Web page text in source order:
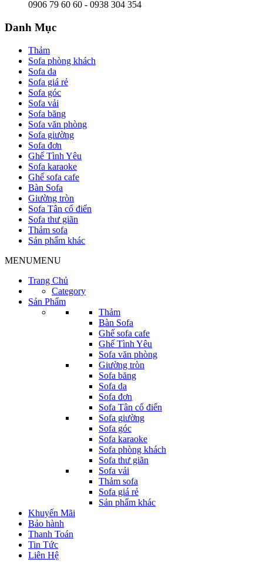
0906 79 60 60 - 0938 304 354
Danh Mục
Thảm
Sofa phòng khách
Sofa da
Sofa giá rẻ
Sofa góc
Sofa vải
Sofa băng
Sofa văn phòng
Sofa giường
Sofa đơn
Ghế Tình Yêu
Sofa karaoke
Ghế sofa cafe
Bàn Sofa
Giường tròn
Sofa Tân cổ điển
Sofa thư giãn
Thảm sofa
Sản phẩm khác
MENUMENU
Trang Chủ
Category
Sản Phẩm
Thảm
Bàn Sofa
Ghế sofa cafe
Ghế Tình Yêu
Sofa văn phòng
Giường tròn
Sofa băng
Sofa da
Sofa đơn
Sofa Tân cổ điển
Sofa giường
Sofa góc
Sofa karaoke
Sofa phòng khách
Sofa thư giãn
Sofa vải
Thảm sofa
Sofa giá rẻ
Sản phẩm khác
Khuyến Mãi
Bảo hành
Thanh Toán
Tin Tức
Liên Hệ